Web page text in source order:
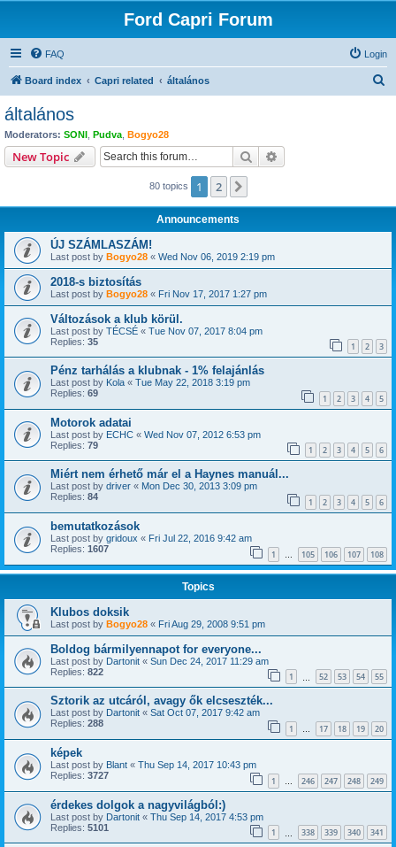
Ford Capri Forum
FAQ Login
Board index Capri related általános
általános
Moderators: SONI Pudva Bogyo28
New Topic Search
80 topics 1 2
Announcements
ÚJ SZÁMLASZÁM!
Last post by Bogyo28 « Wed Nov 06, 2019 2:19 pm
2018-s biztosítás
Last post by Bogyo28 « Fri Nov 17, 2017 1:27 pm
Változások a klub körül.
Last post by TÉCSÉ « Tue Nov 07, 2017 8:04 pm
Replies: 35 1 2 3
Pénz tarhálás a klubnak - 1% felajánlás
Last post by Kola « Tue May 22, 2018 3:19 pm
Replies: 69 1 2 3 4 5
Motorok adatai
Last post by ECHC « Wed Nov 07, 2012 6:53 pm
Replies: 79 1 2 3 4 5 6
Miért nem érhető már el a Haynes manuál...
Last post by driver « Mon Dec 30, 2013 3:09 pm
Replies: 84 1 2 3 4 5 6
bemutatkozások
Last post by gridoux « Fri Jul 22, 2016 9:42 am
Replies: 1607 1 … 105 106 107 108
Topics
Klubos doksik
Last post by Bogyo28 « Fri Aug 29, 2008 9:51 pm
Boldog bármilyennapot for everyone...
Last post by Dartonit « Sun Dec 24, 2017 11:29 am
Replies: 822 1 52 53 54 55
Sztorik az utcáról, avagy ők elcseszték...
Last post by Dartonit « Sat Oct 07, 2017 9:42 am
Replies: 288 1 … 17 18 19 20
képek
Last post by Blant « Thu Sep 14, 2017 10:43 pm
Replies: 3727 1 … 246 247 248 249
érdekes dolgok a nagyvilágból:)
Last post by Dartonit « Thu Sep 14, 2017 4:53 pm
Replies: 5101 1 338 339 340 341